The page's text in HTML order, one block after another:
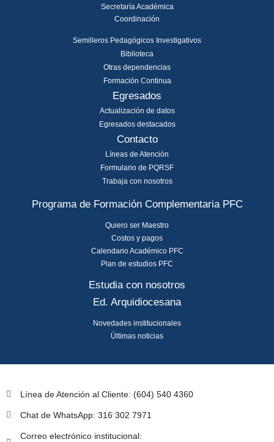
Secretaría Académica
Coordinación
Semilleros Pedagógicos Investigativos
Biblioteca
Otras dependencias
Formación Continua
Egresados
Actualización de datos
Egresados destacados
Contacto
Líneas de Atención
Formulario de PQRSF
Trabaja con nosotros
Programa de Formación Complementaria PFC
Quiero ser Maestro
Costos y pagos
Calendario Académico PFC
Plan de estudios PFC
Estudia con nosotros
Ed. Arquidiocesana
Novedades institucionales
Últimas noticias
Línea de Atención al Cliente: (604) 540 4360
Chat de WhatsApp: 316 302 7971
Correo electrónico institucional: